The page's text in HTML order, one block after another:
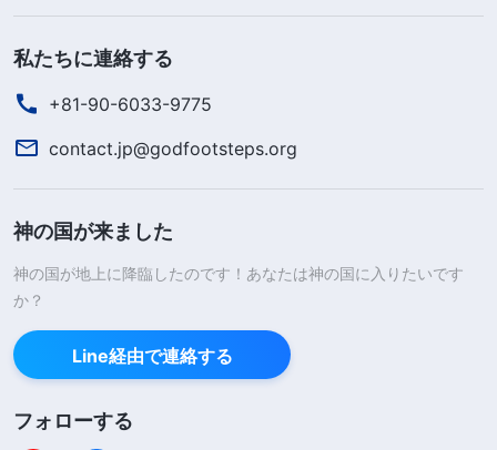
私たちに連絡する
+81-90-6033-9775
contact.jp@godfootsteps.org
神の国が来ました
神の国が地上に降臨したのです！あなたは神の国に入りたいです
か？
Line経由で連絡する
フォローする